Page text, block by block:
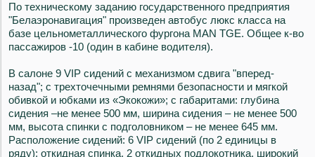
По техническому заданию государственного предприятия
"Белаэронавигация" произведен автобус люкс класса на
базе цельнометаллического фургона MAN TGE. Общее к-во
пассажиров -10 (один в кабине водителя).
В салоне 9 VIP сидений с механизмом сдвига "вперед-
назад"; с трехточечными ремнями безопасности и мягкой
обивкой и юбками из «Экокожи»; с габаритами: глубина
сидения –не менее 500 мм, ширина сидения – не менее 500
мм, высота спинки с подголовником – не менее 645 мм.
Расположение сидений: 6 VIP сидений (по 2 единицы в
ряду): откидная спинка, 2 откидных подлокотника, широкий